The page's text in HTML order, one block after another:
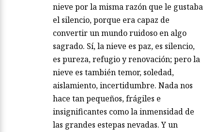
nieve por la misma razón que le gustaba
el silencio, porque era capaz de
convertir un mundo ruidoso en algo
sagrado. Sí, la nieve es paz, es silencio,
es pureza, refugio y renovación; pero la
nieve es también temor, soledad,
aislamiento, incertidumbre. Nada nos
hace tan pequeños, frágiles e
insignificantes como la inmensidad de
las grandes estepas nevadas. Y un